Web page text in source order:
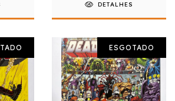
DETALHES
ESGOTADO